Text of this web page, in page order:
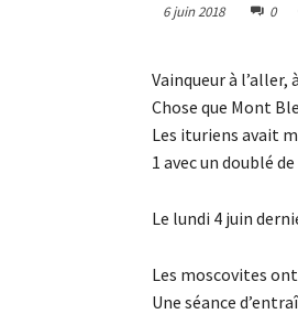
6 juin 2018 0
Vainqueur à
Chose que Mont
Les ituriens avait
1 avec un doublé
Le lundi 4 juin
Les moscovites
Une séance